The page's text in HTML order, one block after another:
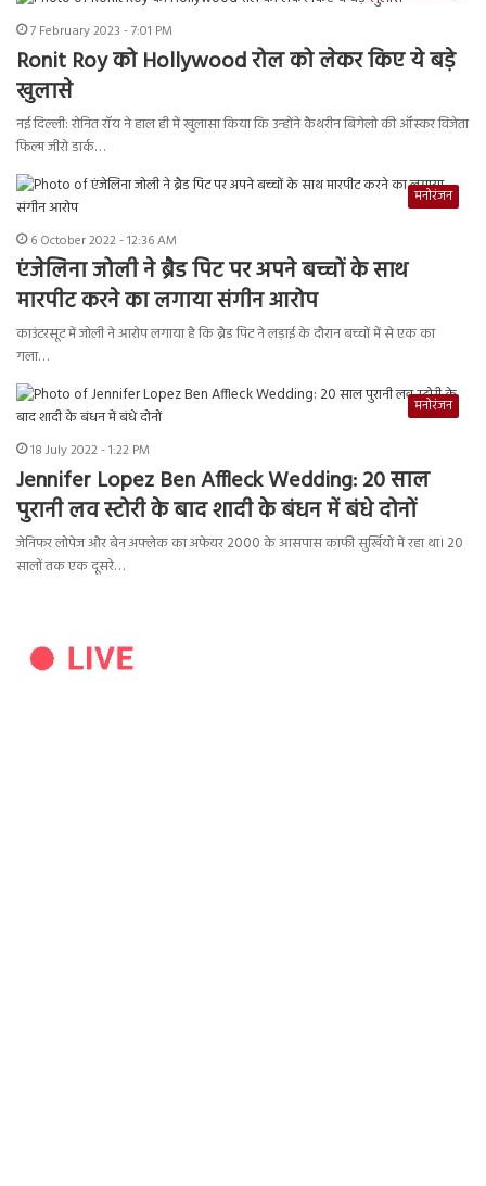
7 February 2023 - 7:01 PM
Ronit Roy को Hollywood रोल को लेकर किए ये बड़े
खुलासे
नई दिल्ली: रोनित रॉय ने हाल ही में खुलासा किया कि उन्होंने कैथरीन बिगेलो की ऑस्कर विजेता
फिल्म जीरो डार्क…
मनोरंजन
6 October 2022 - 12:36 AM
एंजेलिना जोली ने ब्रैड पिट पर अपने बच्चों के साथ
मारपीट करने का लगाया संगीन आरोप
काउंटरसूट में जोली ने आरोप लगाया है कि ब्रैड पिट ने लड़ाई के दौरान बच्चों में से एक का
गला…
मनोरंजन
18 July 2022 - 1:22 PM
Jennifer Lopez Ben Affleck Wedding: 20 साल
पुरानी लव स्टोरी के बाद शादी के बंधन में बंधे दोनों
जेनिफर लोपेज और बेन अफ्लेक का अफेयर 2000 के आसपास काफी सुर्खियों में रहा था। 20
सालों तक एक दूसरे…